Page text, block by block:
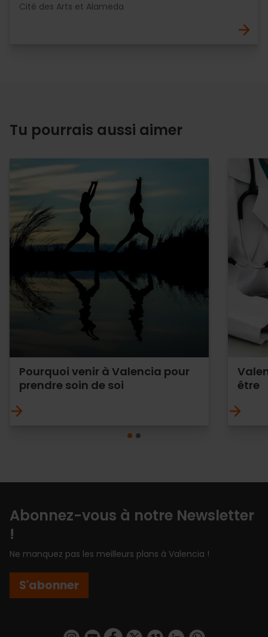
Cité des Arts et Alameda
Tu pourrais aussi aimer
Pourquoi venir à Valencia pour
prendre soin de soi
être
Abonnez-vous à notre Newsletter
!
Ne manquez pas les meilleurs plans à Valencia !
S'abonner